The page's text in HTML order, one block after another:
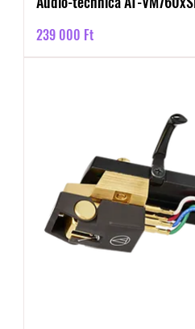
Ár
239 000 Ft